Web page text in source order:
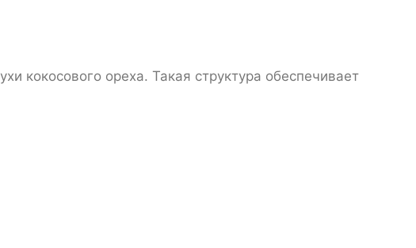
кокосового ореха. Такая структура обеспечивает